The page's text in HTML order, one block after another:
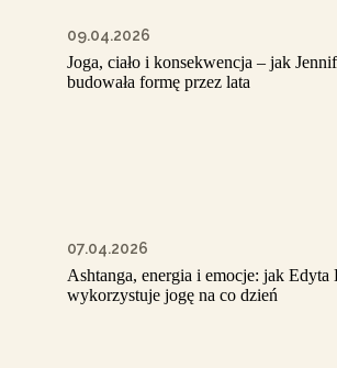
09.04.2026
Joga, ciało i konsekwencja – jak
budowała formę przez lata
07.04.2026
Ashtanga, energia i emocje: jak Edyta
wykorzystuje jogę na co dzień